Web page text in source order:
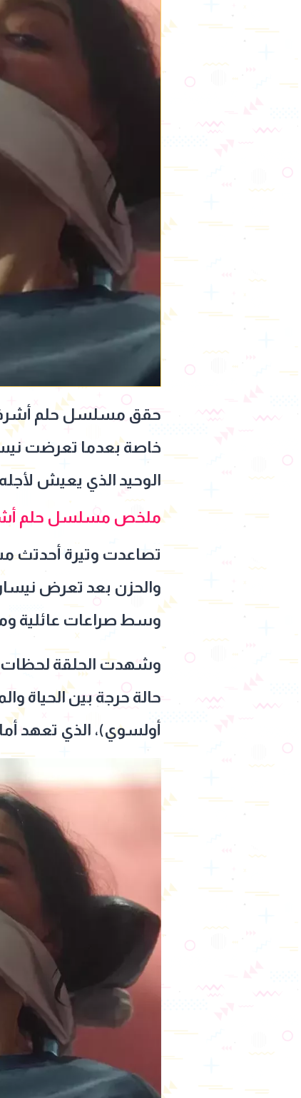
خاصة بعدما تعرضت
الوحيد الذي يعيش
ملخص مسلسل حلم أشرف
والحزن بعد تعرض
وسط صراعات عائلية
وشهدت الحلقة لحظات
حالة حرجة بين الحياة
أولسوي)، الذي تعهد